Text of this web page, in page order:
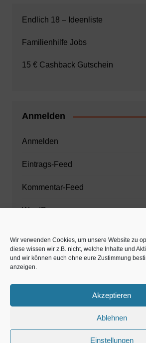
Wir verwenden Cookies, um unsere Website zu
diese wissen wir z.B. nicht, welche Inhalte und
und wir können euch ohne eure Zustimmung
anzeigen.
Akzeptieren
Ablehnen
Einstellungen
Endlich 18 – Ideenliste
Familienhilfe Jobs
15 € Cashback Gutschein
Anmelden
Anmelden
Eintrags-Feed
Kommentar-Feed
WordPress.org
Zahnarzt München
www.estaregistrierung.org – ESTA
©familös - dieTestfamilie -